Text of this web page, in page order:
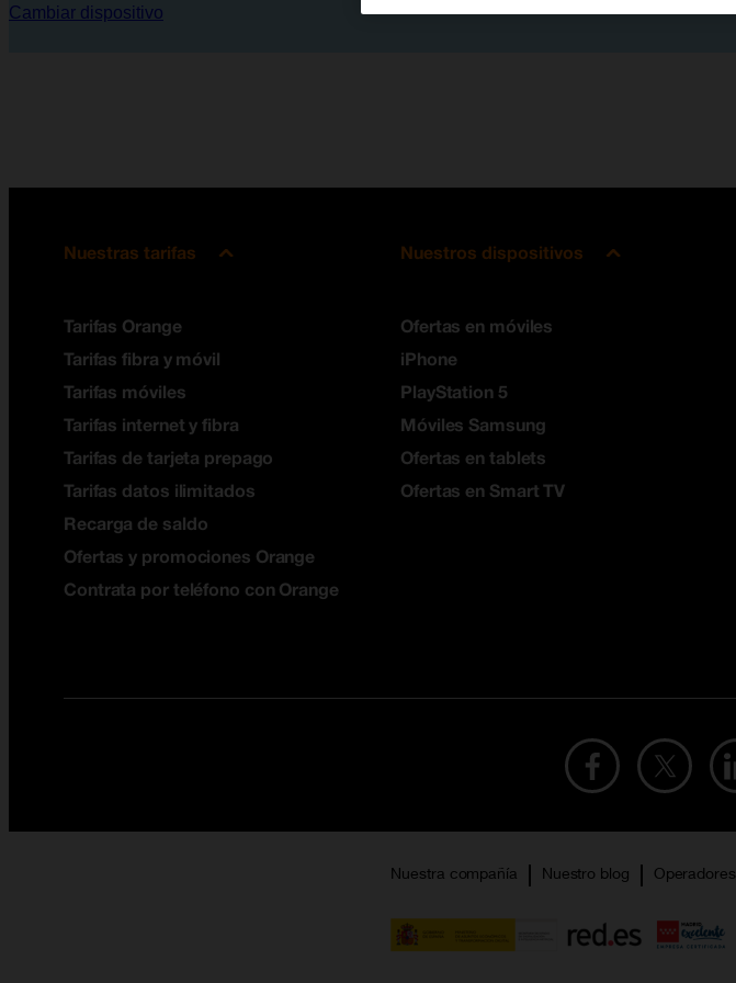
Cambiar dispositivo
Nuestras tarifas
Tarifas Orange
Tarifas fibra y móvil
Tarifas móviles
Tarifas internet y fibra
Tarifas de tarjeta prepago
Tarifas datos ilimitados
Recarga de saldo
Ofertas y promociones Orange
Contrata por teléfono con Orange
Nuestros dispositivos
Ofertas en móviles
iPhone
PlayStation 5
Móviles Samsung
Ofertas en tablets
Ofertas en Smart TV
Nuestra compañía Nuestro blog Operadores